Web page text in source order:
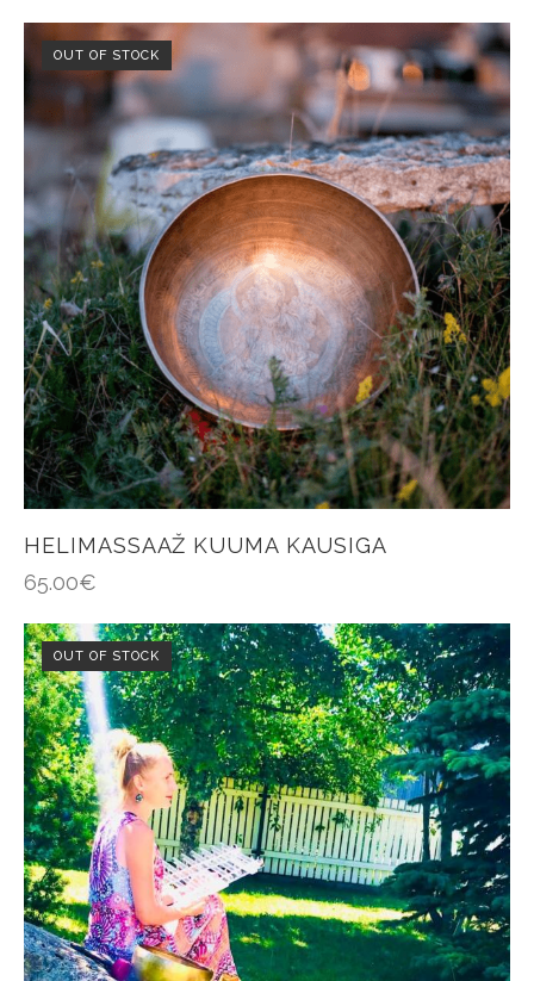
OUT OF STOCK
HELIMASSAAŽ KUUMA KAUSIGA
65.00€
OUT OF STOCK